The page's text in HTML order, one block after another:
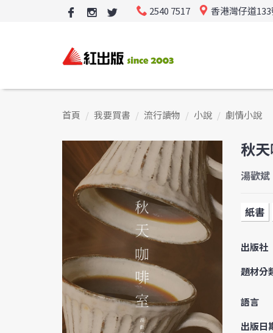
2540 7517 香港灣仔道
首頁 我要買書 流行讀物 小說 劇情小說
秋
湯歡斌
紙書
出版社
題材分
語言
出版日